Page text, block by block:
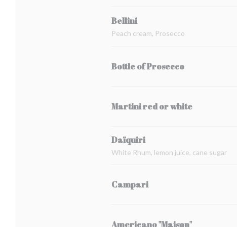
Bellini
Peach cream, Prosecco
Bottle of Prosecco
Martini red or white
Daïquiri
White Rhum, lemon juice, cane sugar
Campari
Americano "Maison"